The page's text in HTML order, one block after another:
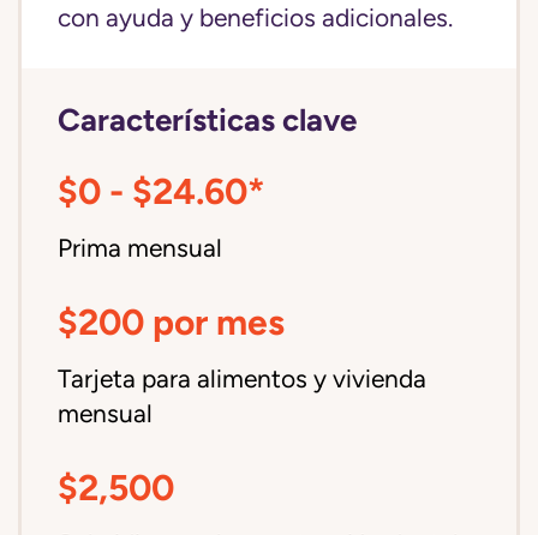
con ayuda y beneficios adicionales.
Características clave
$0 - $24.60*
Prima mensual
$200 por mes
Tarjeta para alimentos y vivienda
mensual
$2,500